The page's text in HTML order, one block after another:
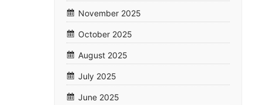
November 2025
October 2025
August 2025
July 2025
June 2025